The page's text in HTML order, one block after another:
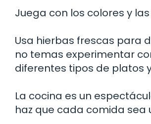
Juega con los colores y
Usa hierbas frescas para
no temas experimentar
diferentes tipos de platos
La cocina es un
haz que cada comida sea